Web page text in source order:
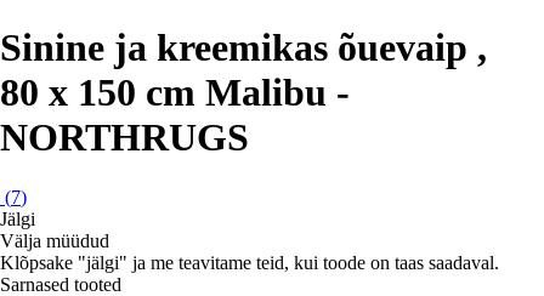
Sinine ja kreemikas õuevaip ,
80 x 150 cm Malibu -
NORTHRUGS
(7)
Jälgi
Välja müüdud
Klõpsake "jälgi" ja me teavitame teid, kui toode on taas saadaval.
Sarnased tooted